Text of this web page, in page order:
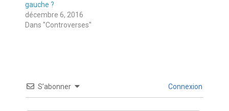
gauche ?
décembre 6, 2016
Dans "Controverses"
S’abonner Connexion